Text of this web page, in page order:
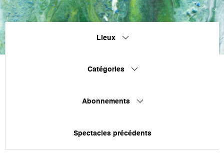
Lieux
Catégories
Abonnements
Spectacles précédents